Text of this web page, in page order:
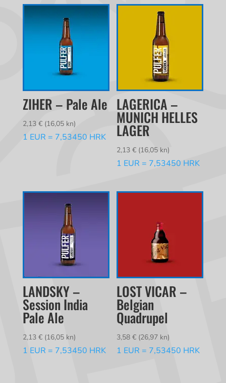
ZIHER – Pale Ale
2,13 € (16,05 kn)
1 EUR = 7,53450 HRK
LAGERICA –
MUNICH HELLES
LAGER
2,13€ (16,05 kn)
1 EUR = 7,53450 HRK
LANDSKY –
Session India
Pale Ale
2,13 € (16,05 kn)
1 EUR = 7,53450 HRK
LOST VICAR –
Belgian
Quadrupel
3,58€ (26,97 kn)
1 EUR = 7,53450 HRK